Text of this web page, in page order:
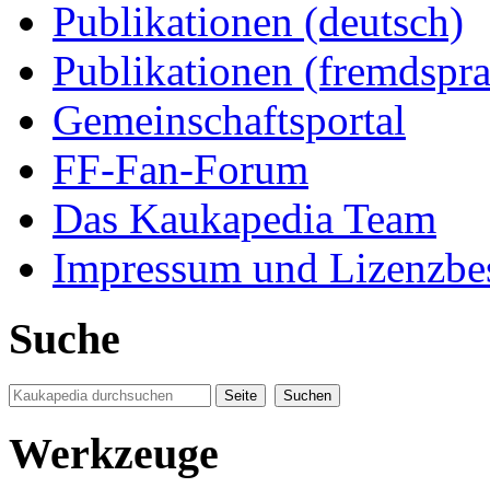
Publikationen (deutsch)
Publikationen
Gemeinschaftsportal
FF-Fan-Forum
Das Kaukapedia Team
Impressum und
Suche
Werkzeuge